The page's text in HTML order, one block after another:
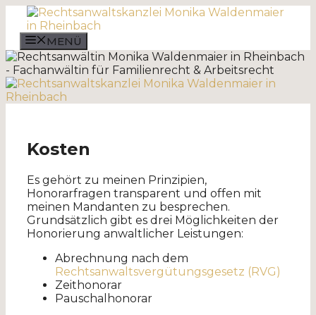
Zum
Inhalt
springenMENÜ
Kosten
Es gehört zu meinen Prinzipien,
Honorarfragen transparent und offen mit
meinen Mandanten zu besprechen.
Grundsätzlich gibt es drei Möglichkeiten der
Honorierung anwaltlicher Leistungen:
Abrechnung nach dem
Rechtsanwaltsvergütungsgesetz (RVG)
Zeithonorar
Pauschalhonorar